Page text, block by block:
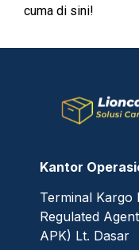
cuma di sini!
Kantor
Terminal Kargo
Regulated
APK) Lt. Dasar